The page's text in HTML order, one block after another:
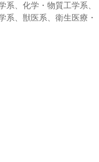
、化学・物質工学系、
系、獣医系、衛生医療・